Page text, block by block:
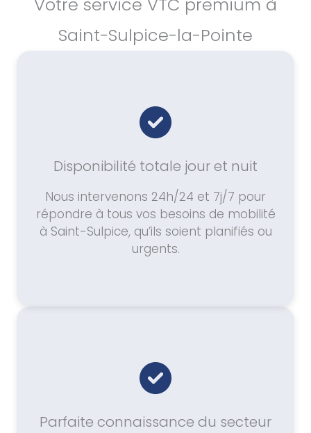
Votre service VTC premium à
Saint-Sulpice-la-Pointe
Disponibilité totale jour et nuit
Nous intervenons 24h/24 et 7j/7 pour
répondre à tous vos besoins de mobilité
à Saint-Sulpice, qu’ils soient planifiés ou
urgents.
Parfaite connaissance du secteur